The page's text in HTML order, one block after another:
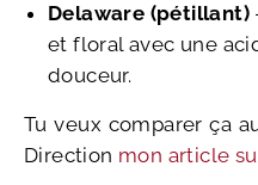
Delaware (pétillant)
et floral avec une
douceur.
Tu veux comparer ça
Direction mon article